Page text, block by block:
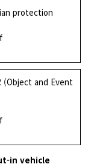
protection
(Object and Event
in vehicle